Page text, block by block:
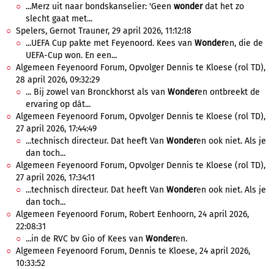
...Merz uit naar bondskanselier: 'Geen wonderdat het zo
slecht gaat met...
Spelers, Gernot Trauner, 29 april 2026, 11:12:18
...UEFA Cup pakte met Feyenoord. Kees van Wonderen, die de
UEFA-Cup won. En een...
Algemeen Feyenoord Forum, Opvolger Dennis te Kloese (rol TD),
28 april 2026, 09:32:29
... Bij zowel van Bronckhorst als van Wonderen ontbreekt de
ervaring op dát...
Algemeen Feyenoord Forum, Opvolger Dennis te Kloese (rol TD),
27 april 2026, 17:44:49
...technisch directeur. Dat heeft Van Wonderen ook niet. Als je
dan toch...
Algemeen Feyenoord Forum, Opvolger Dennis te Kloese (rol TD),
27 april 2026, 17:34:11
...technisch directeur. Dat heeft Van Wonderen ook niet. Als je
dan toch...
Algemeen Feyenoord Forum, Robert Eenhoorn, 24 april 2026,
22:08:31
...in de RVC bv Gio of Kees van Wonderen.
Algemeen Feyenoord Forum, Dennis te Kloese, 24 april 2026,
10:33:52